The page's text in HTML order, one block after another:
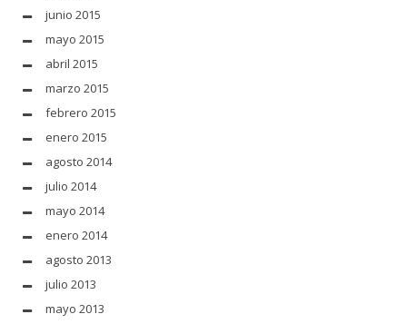
junio 2015
mayo 2015
abril 2015
marzo 2015
febrero 2015
enero 2015
agosto 2014
julio 2014
mayo 2014
enero 2014
agosto 2013
julio 2013
mayo 2013